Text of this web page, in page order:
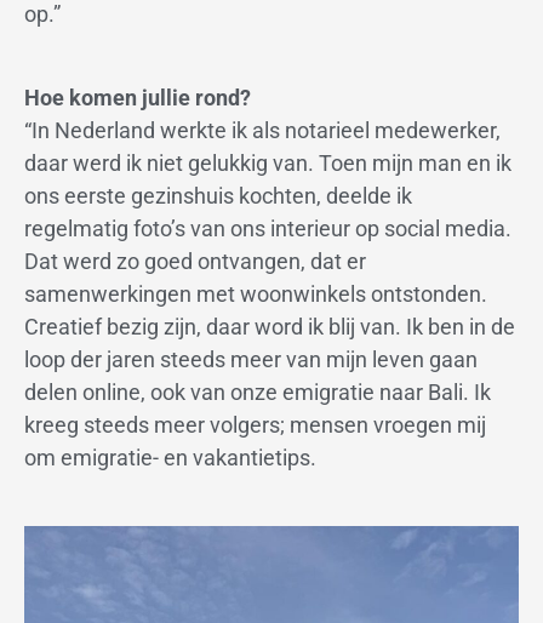
op.”
Hoe komen jullie rond?
“In Nederland werkte ik als notarieel medewerker,
daar werd ik niet gelukkig van. Toen mijn man en ik
ons eerste gezinshuis kochten, deelde ik
regelmatig foto’s van ons interieur op social media.
Dat werd zo goed ontvangen, dat er
samenwerkingen met woonwinkels ontstonden.
Creatief bezig zijn, daar word ik blij van. Ik ben in de
loop der jaren steeds meer van mijn leven gaan
delen online, ook van onze emigratie naar Bali. Ik
kreeg steeds meer volgers; mensen vroegen mij
om emigratie- en vakantietips.